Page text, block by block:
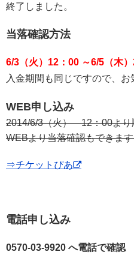
終了しました。
当落確認方法
6/3（火）12：00 ～6/5（木
入金期間も同じですので、お
WEB申し込み
2014/6/3（火） 12：00より
WEBより当落確認もできま
⇒チケットぴあ
電話申し込み
0570-03-9920 へ電話で確認